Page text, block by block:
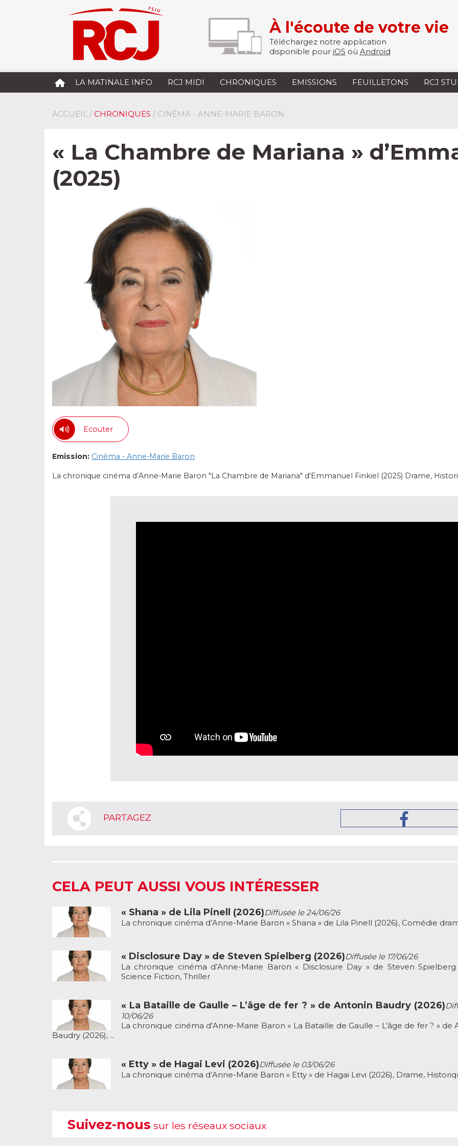
À l'écoute de votre vie
Téléchargez notre application
disponible pour iOS où Android
LA MATINALE INFO RCJ MIDI CHRONIQUES EMISSIONS FEUILLETONS RCJ
ACCUEIL / CHRONIQUES / CINÉMA - ANNE-MARIE BARON
« La Chambre de Mariana »
(2025)
Ecouter
Emission: Cinéma - Anne-Marie Baron
La chronique cinéma d’Anne-Marie Baron "La Chambre de Mariana" d'Emmanuel Finkiel (2025) Drame,
PARTAGEZ
CELA PEUT AUSSI VOUS INTÉRESSER
« Shana » de Lila Pinell (2026)Diffusée le 24/06/26
La chronique cinéma d’Anne-Marie Baron « Shana » de Lila Pinell (2026), Comédie
« Disclosure Day » de Steven Spielberg (2026)Diffusée le 17/06/26
La chronique cinéma d’Anne-Marie Baron « Disclosure Day » de Steven Spielberg
Science Fiction, Thriller
« La Bataille de Gaulle – L’âge de fer ? » de Antonin Baudry (2026)
10/06/26
La chronique cinéma d’Anne-Marie Baron « La Bataille de Gaulle – L’âge de fer ? » de
Baudry (2026), ...
« Etty » de Hagai Levi (2026)Diffusée le 03/06/26
La chronique cinéma d’Anne-Marie Baron « Etty » de Hagai Levi (2026), Drame,
Suivez-nous sur les réseaux sociaux